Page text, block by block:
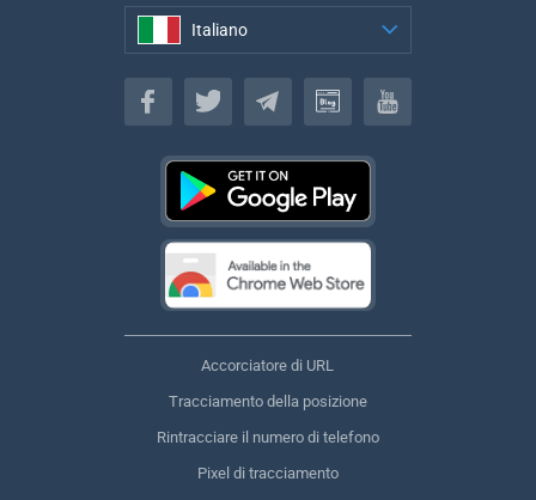
Italiano
Italiano
Accorciatore di URL
Tracciamento della posizione
Rintracciare il numero di telefono
Pixel di tracciamento